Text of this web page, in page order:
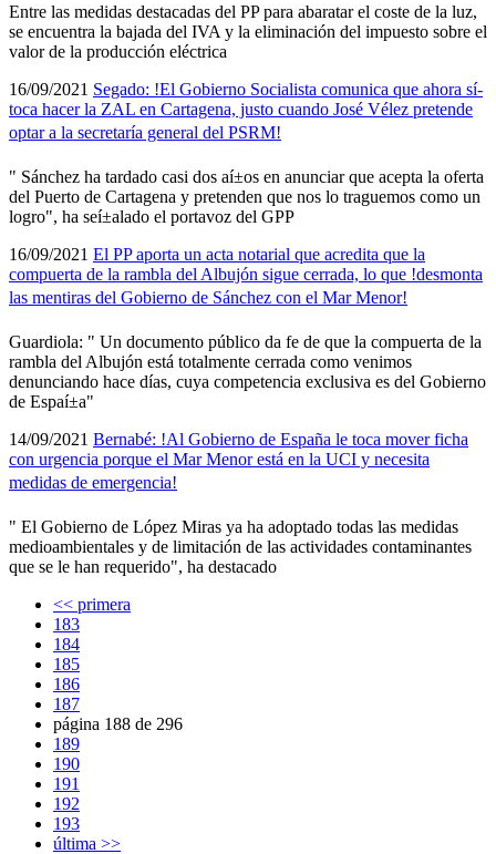
Entre las medidas destacadas del PP para abaratar el coste de la luz,
se encuentra la bajada del IVA y la eliminación del impuesto sobre el
valor de la producción eléctrica
16/09/2021 Segado: !El Gobierno Socialista comunica que ahora sí­
toca hacer la ZAL en Cartagena, justo cuando José Vélez pretende
optar a la secretarí­a general del PSRM!
" Sánchez ha tardado casi dos aí±os en anunciar que acepta la oferta
del Puerto de Cartagena y pretenden que nos lo traguemos como un
logro", ha seí±alado el portavoz del GPP
16/09/2021 El PP aporta un acta notarial que acredita que la
compuerta de la rambla del Albujón sigue cerrada, lo que !desmonta
las mentiras del Gobierno de Sánchez con el Mar Menor!
Guardiola: " Un documento público da fe de que la compuerta de la
rambla del Albujón está totalmente cerrada como venimos
denunciando hace dí­as, cuya competencia exclusiva es del Gobierno
de Espaí±a"
14/09/2021 Bernabé: !Al Gobierno de España le toca mover ficha
con urgencia porque el Mar Menor está en la UCI y necesita
medidas de emergencia!
" El Gobierno de López Miras ya ha adoptado todas las medidas
medioambientales y de limitación de las actividades contaminantes
que se le han requerido", ha destacado
<< primera
183
184
185
186
187
página 188 de 296
189
190
191
192
193
última >>